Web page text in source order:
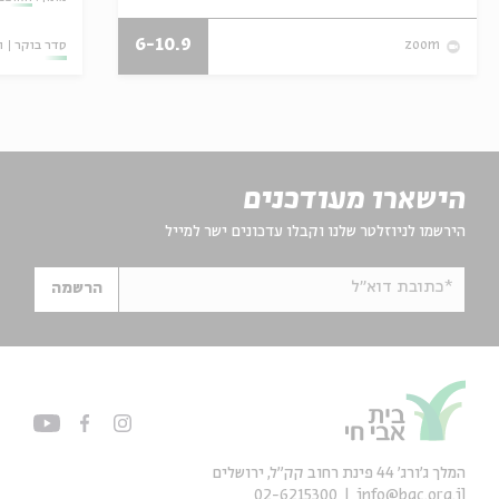
zoom
6-10.9 סדר בוקר
הישארו מעודכנים
הירשמו לניוזלטר שלנו וקבלו עדכונים ישר למייל
*כתובת דוא"ל הרשמה
המלך ג'ורג' 44 פינת רחוב קק״ל, ירושלים
info@bac.org.il
02-6215300